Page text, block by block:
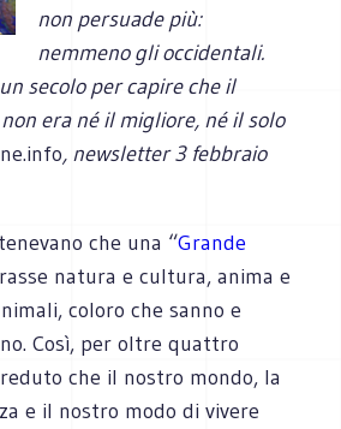
non persuade più:
nemmeno gli occidentali.
secolo per capire che il
era né il migliore, né il solo
, newsletter 3 febbraio
che una “Grande
natura e cultura, anima e
coloro che sanno e
Così, per oltre quattro
che il nostro mondo, la
e il nostro modo di vivere